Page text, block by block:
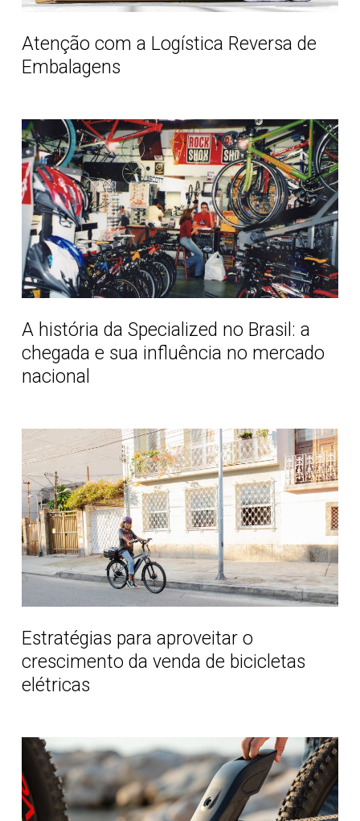
Atenção com a Logística Reversa de
Embalagens
A
história
da
Specialized
no
Brasil:
a
chegada
e
influência
no
mercado
A história da Specialized no Brasil: a
chegada e sua influência no mercado
nacional
Estratégias
para
aproveitar
o
crescimento
da
venda
bicicletas
elétricas
Estratégias para aproveitar o
crescimento da venda de bicicletas
elétricas
Bikes:
como
lidar